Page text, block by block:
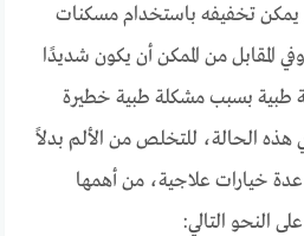
يمكن تخفيفه باستخدام مسكنات
المقابل من الممكن أن يكون شديدًا
طبية بسبب مشكلة طبية خطيرة
هذه الحالة، للتخلص من الألم بدلاً
عدة خيارات علاجية، من أهمها
النحو التالي: